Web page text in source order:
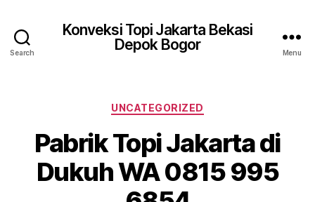
Search
Konveksi Topi Jakarta Bekasi
Depok Bogor
Menu
Categories
UNCATEGORIZED
Pabrik Topi Jakarta di
Dukuh WA 0815 995